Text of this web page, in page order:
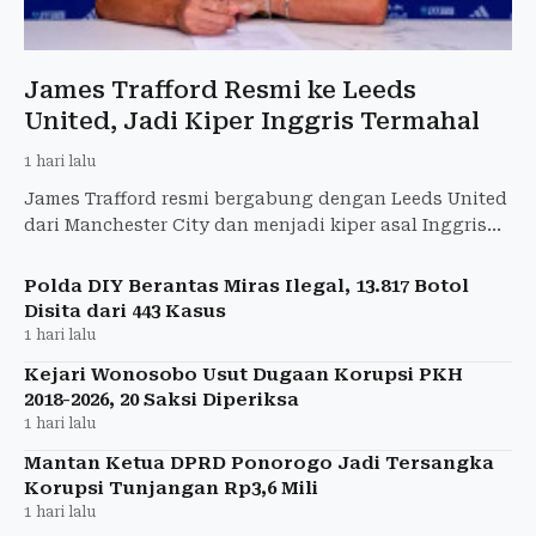
James Trafford Resmi ke Leeds
United, Jadi Kiper Inggris Termahal
1 hari lalu
James Trafford resmi bergabung dengan Leeds United
dari Manchester City dan menjadi kiper asal Inggris
Polda DIY Berantas Miras Ilegal, 13.817 Botol
Disita dari 443 Kasus
1 hari lalu
Kejari Wonosobo Usut Dugaan Korupsi PKH
2018-2026, 20 Saksi Diperiksa
1 hari lalu
Mantan Ketua DPRD Ponorogo Jadi Tersangka
Korupsi Tunjangan Rp3,6 Mili
1 hari lalu